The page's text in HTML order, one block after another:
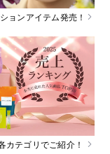
ョンアイテム発売！
カテゴリでご紹介！